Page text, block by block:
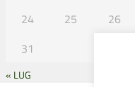
24
25 26
31
« LUG